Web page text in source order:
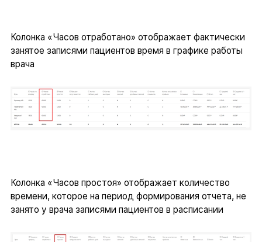
Колонка «Часов отработано» отображает фактически
занятое записями пациентов время в графике работы
врача
Колонка «Часов простоя» отображает количество
времени, которое на период формирования отчета, не
занято у врача записями пациентов в расписании